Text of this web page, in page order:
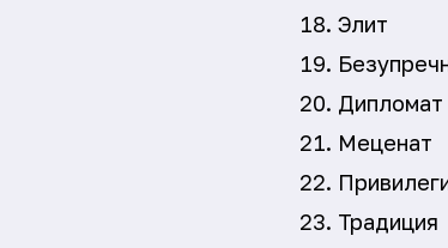
Элит
Дипломат
Меценат
Традиция